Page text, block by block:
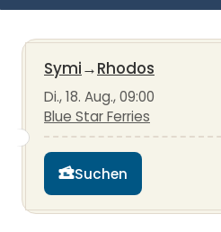
Symi→Rhodos
Di., 18. Aug., 09:00
Blue Star Ferries
Suchen